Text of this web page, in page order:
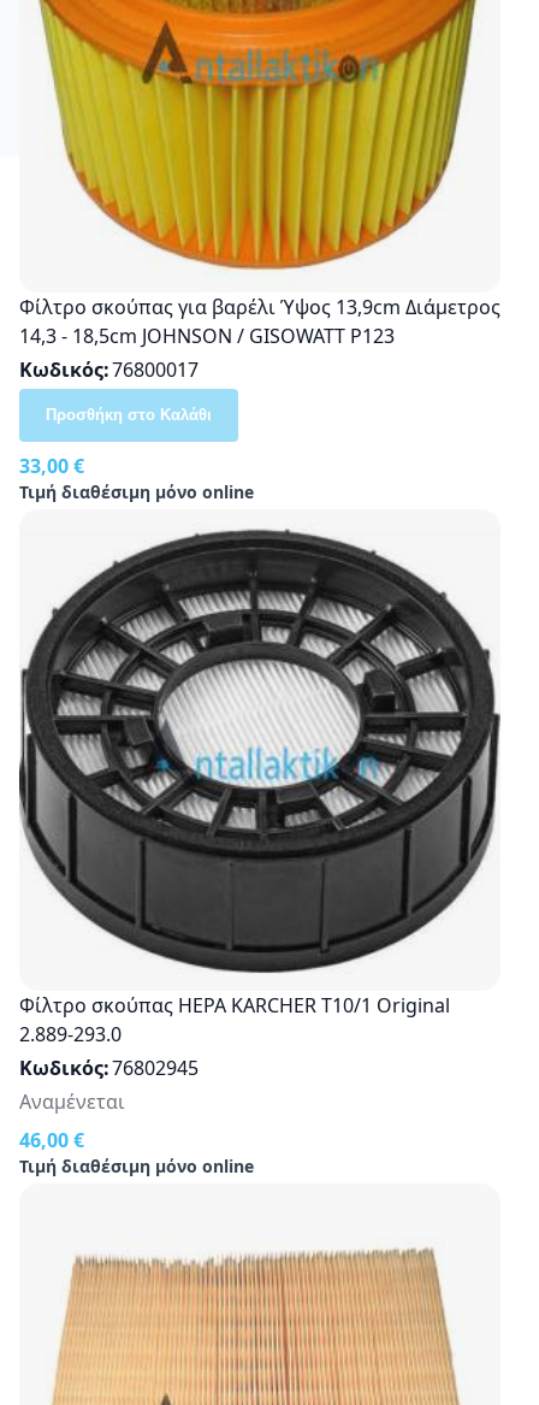
Φίλτρο σκούπας για βαρέλι Ύψος 13,9cm Διάμετρος
14,3 - 18,5cm JOHNSON / GISOWATT P123
Κωδικός 76800017
33,00 €
Τιμή διαθέσιμη μόνο online
Προσθήκη στο Καλάθι
Φίλτρο σκούπας HEPA KARCHER Τ10/1 Original
2.889-293.0
Κωδικός 76802945
46,00 €
Τιμή διαθέσιμη μόνο online
Αναμένεται